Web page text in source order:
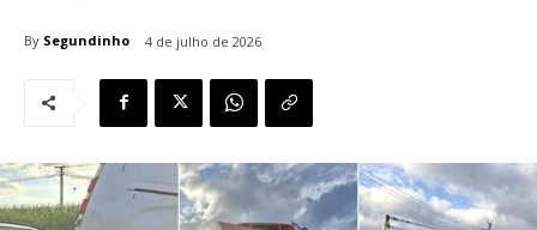
By Segundinho 4 de julho de 2026